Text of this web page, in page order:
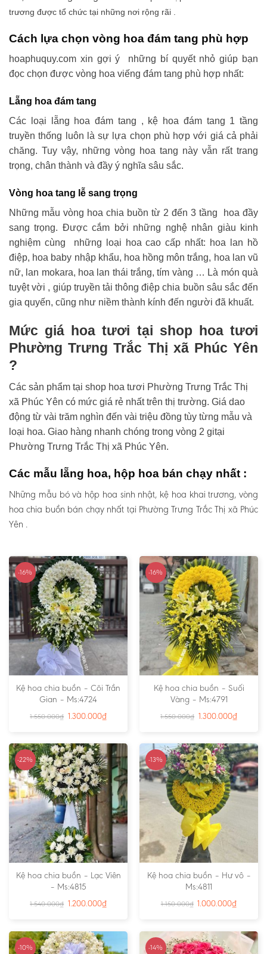
trương được tổ chức tại những nơi rộng rãi .
Cách lựa chọn vòng hoa đám tang phù hợp
hoaphuquy.com xin gợi ý những bí quyết nhỏ giúp bạn
đọc chọn được vòng hoa viếng đám tang phù hợp nhất:
Lẵng hoa đám tang
Các loại lẵng hoa đám tang , kệ hoa đám tang 1 tầng
truyền thống luôn là sự lựa chọn phù hợp với giá cả phải
chăng. Tuy vậy, những vòng hoa tang này vẫn rất trang
trọng, chân thành và đầy ý nghĩa sâu sắc.
Vòng hoa tang lễ sang trọng
Những mẫu vòng hoa chia buồn từ 2 đến 3 tầng hoa đầy
sang trọng. Được cắm bởi những nghệ nhân giàu kinh
nghiệm cùng những loại hoa cao cấp nhất: hoa lan hồ
điệp, hoa baby nhập khẩu, hoa hồng môn trắng, hoa lan vũ
nữ, lan mokara, hoa lan thái trắng, tím vàng … Là món quà
tuyệt vời , giúp truyền tải thông điệp chia buồn sâu sắc đến
gia quyến, cũng như niềm thành kính đến người đã khuất.
Mức giá hoa tươi tại shop hoa tươi
Phường Trưng Trắc Thị xã Phúc Yên
?
Các sản phẩm tại shop hoa tươi Phường Trưng Trắc Thị
xã Phúc Yên có mức giá rẻ nhất trên thị trường. Giá dao
động từ vài trăm nghìn đến vài triệu đồng tùy từng mẫu và
loại hoa. Giao hàng nhanh chóng trong vòng 2 gitại
Phường Trưng Trắc Thị xã Phúc Yên.
Các mẫu lẵng hoa, hộp hoa bán chạy nhất :
Những mẫu bó và hộp hoa sinh nhật, kệ hoa khai trương, vòng
hoa chia buồn bán chạy nhất tại Phường Trưng Trắc Thị xã Phúc
Yên .
-16%
Kệ hoa chia buồn – Cõi Trần
Gian – Ms:4724
1.550.000₫ 1.300.000₫
-16%
Kệ hoa chia buồn – Suối
Vàng – Ms:4791
1.550.000₫ 1.300.000₫
-22%
Kệ hoa chia buồn – Lạc Viên
– Ms:4815
1.540.000₫ 1.200.000₫
-13%
Kệ hoa chia buồn – Hư vô –
Ms:4811
1.150.000₫ 1.000.000₫
-10% -14%